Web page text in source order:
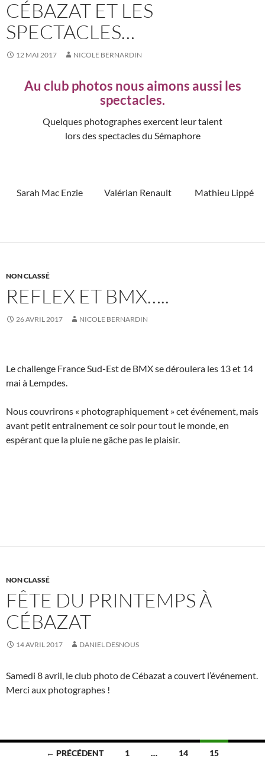
CÉBAZAT ET LES
SPECTACLES…
12 MAI 2017 NICOLE BERNARDIN
Au club photos nous aimons aussi les
spectacles.
Quelques photographes exercent leur talent
lors des spectacles du Sémaphore
Sarah Mac Enzie Valérian Renault Mathieu Lippé
NON CLASSÉ
REFLEX ET BMX…..
26 AVRIL 2017 NICOLE BERNARDIN
Le challenge France Sud-Est de BMX se déroulera les 13 et 14
mai à Lempdes.
Nous couvrirons « photographiquement » cet événement, mais
avant petit entrainement ce soir pour tout le monde, en
espérant que la pluie ne gâche pas le plaisir.
NON CLASSÉ
FÊTE DU PRINTEMPS À
CÉBAZAT
14 AVRIL 2017 DANIEL DESNOUS
Samedi 8 avril, le club photo de Cébazat a couvert l’événement.
Merci aux photographes !
Navigation← PRÉCÉDENT 1 … 14 15